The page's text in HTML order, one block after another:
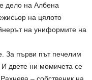
дело на Албена
на цялото
на униформите на
За първи път печелим
И двете ни момичета се